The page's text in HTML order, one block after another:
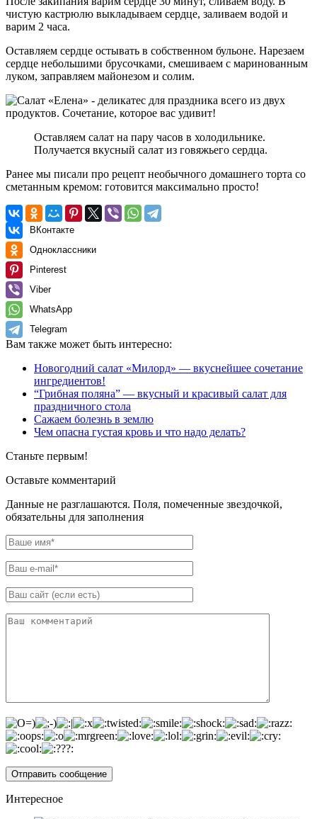
чистую кастрюлю выкладываем сердце, заливаем водой и
варим 2 часа.
Оставляем сердце остывать в собственном бульоне. Нарезаем
сердце небольшими брусочками, смешиваем с маринованным
луком, заправляем майонезом и солим.
Оставляем салат на пару часов в холодильнике.
Получается вкусный салат из говяжьего сердца.
Ранее мы писали про рецепт необычного домашнего торта со
сметанным кремом: готовится максимально просто!
ВКонтакте
Одноклассники
Pinterest
Viber
WhatsApp
Telegram
Вам также может быть интересно:
Новогодний салат «Милорд» — вкуснейшее сочетание
ингредиентов!
“Грибная поляна” — вкусный и красивый салат для
праздничного стола
Сажаем болезнь в землю
Чем опасна густая кровь и что надо делать?
Станьте первым!
Оставьте комментарий
Данные не разглашаются. Поля, помеченные звездочкой,
обязательны для заполнения
Интересное